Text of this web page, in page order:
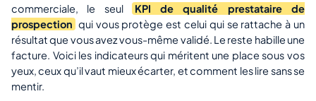
commerciale, le seul
KPI de qualité prestataire de
prospection qui vous protège est celui qui se rattache à un
résultat que vous avez vous-même validé. Le reste habille une
facture. Voici les indicateurs qui méritent une place sous vos
yeux, ceux qu’il vaut mieux écarter, et comment les lire sans se
mentir.